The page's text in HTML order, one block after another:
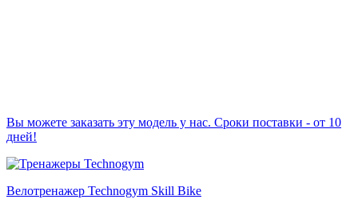
Вы можете заказать эту модель у нас. Сроки поставки - от 10
дней!
Велотренажер Technogym Skill Bike